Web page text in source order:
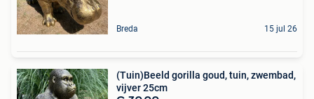
Breda 15 jul 26
(Tuin)Beeld gorilla goud, tuin, zwembad,
vijver 25cm